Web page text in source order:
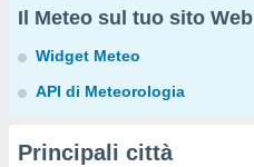
Il Meteo sul tuo sito Web
Widget Meteo
API di Meteorologia
Principali città